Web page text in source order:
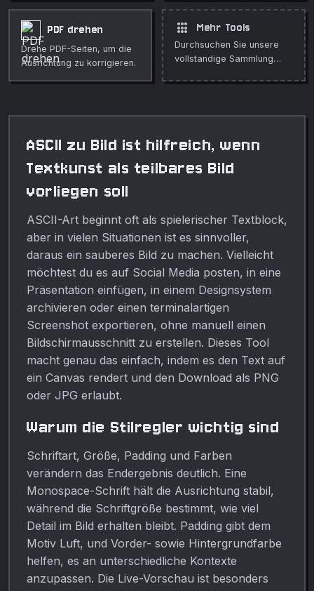
Formaten mit reservierten
oder fiktiven Präfixen, die
sicher für Tests sind.
PDF drehen
Drehe PDF-Seiten, um die
Ausrichtung zu korrigieren.
apps Mehr Tools
Durchsuchen Sie unsere
vollstandige Sammlung
ASCII zu Bild ist hilfreich, wenn
Textkunst als teilbares Bild
vorliegen soll
ASCII-Art beginnt oft als spielerischer Textblock,
aber in vielen Situationen ist es sinnvoller,
daraus ein sauberes Bild zu machen. Vielleicht
möchtest du es auf Social Media posten, in eine
Präsentation einfügen, in einem Designsystem
archivieren oder einen terminalartigen
Screenshot exportieren, ohne manuell einen
Bildschirmausschnitt zu erstellen. Dieses Tool
macht genau das einfach, indem es den Text auf
ein Canvas rendert und den Download als PNG
oder JPG erlaubt.
Warum die Stilregler wichtig sind
Schriftart, Größe, Padding und Farben
verändern das Endergebnis deutlich. Eine
Monospace-Schrift hält die Ausrichtung stabil,
während die Schriftgröße bestimmt, wie viel
Detail im Bild erhalten bleibt. Padding gibt dem
Motiv Luft, und Vorder- sowie Hintergrundfarbe
helfen, es an unterschiedliche Kontexte
anzupassen. Die Live-Vorschau ist besonders